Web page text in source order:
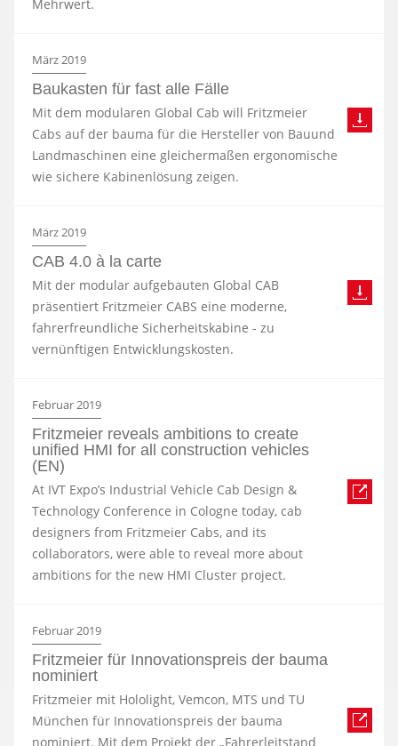
Mehrwert.
März 2019
Baukasten für fast alle Fälle
Mit dem modularen Global Cab will Fritzmeier
Cabs auf der bauma für die Hersteller von Bauund
Landmaschinen eine gleichermaßen ergonomische
wie sichere Kabinenlösung zeigen.
März 2019
CAB 4.0 à la carte
Mit der modular aufgebauten Global CAB
präsentiert Fritzmeier CABS eine moderne,
fahrerfreundliche Sicherheitskabine - zu
vernünftigen Entwicklungskosten.
Februar 2019
Fritzmeier reveals ambitions to create
unified HMI for all construction vehicles
(EN)
At IVT Expo’s Industrial Vehicle Cab Design &
Technology Conference in Cologne today, cab
designers from Fritzmeier Cabs, and its
collaborators, were able to reveal more about
ambitions for the new HMI Cluster project.
Februar 2019
Fritzmeier für Innovationspreis der bauma
nominiert
Fritzmeier mit Hololight, Vemcon, MTS und TU
München für Innovationspreis der bauma
nominiert. Mit dem Projekt der „Fahrerleitstand